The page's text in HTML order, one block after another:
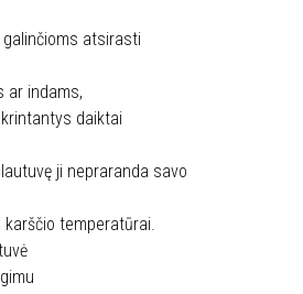
atsirasti
ar indams,
daiktai
ji nepraranda savo
temperatūrai.